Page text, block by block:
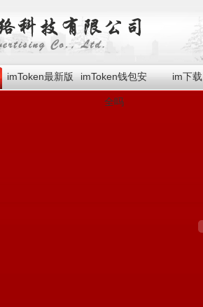
imToken最新版 imToken钱包安
全吗
im下载